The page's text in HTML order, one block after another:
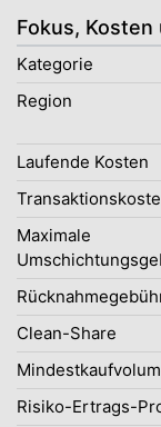
Fokus,
Kategorie
Region
Laufende Kosten
Maximale
Clean-Share
Risiko-Ertrags-